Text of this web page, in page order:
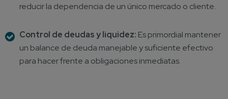
reducir la dependencia de un único mercado o cliente.
Control de deudas y liquidez: Es primordial mantener
un balance de deuda manejable y suficiente efectivo
para hacer frente a obligaciones inmediatas.